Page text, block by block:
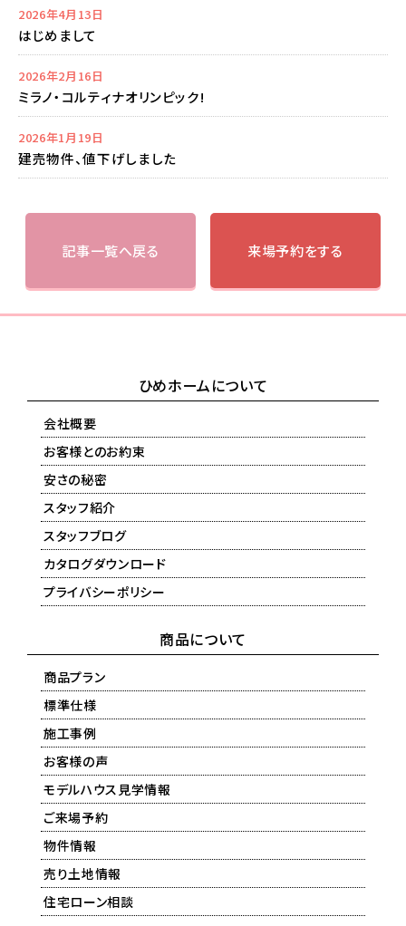
2026年4月13日
はじめまして
2026年2月16日
ミラノ・コルティナオリンピック!
2026年1月19日
建売物件、値下げしました
記事一覧へ戻る 来場予約をする
ひめホームについて
会社概要
お客様とのお約束
安さの秘密
スタッフ紹介
スタッフブログ
カタログダウンロード
プライバシーポリシー
商品について
商品プラン
標準仕様
施工事例
お客様の声
モデルハウス見学情報
ご来場予約
物件情報
売り土地情報
住宅ローン相談